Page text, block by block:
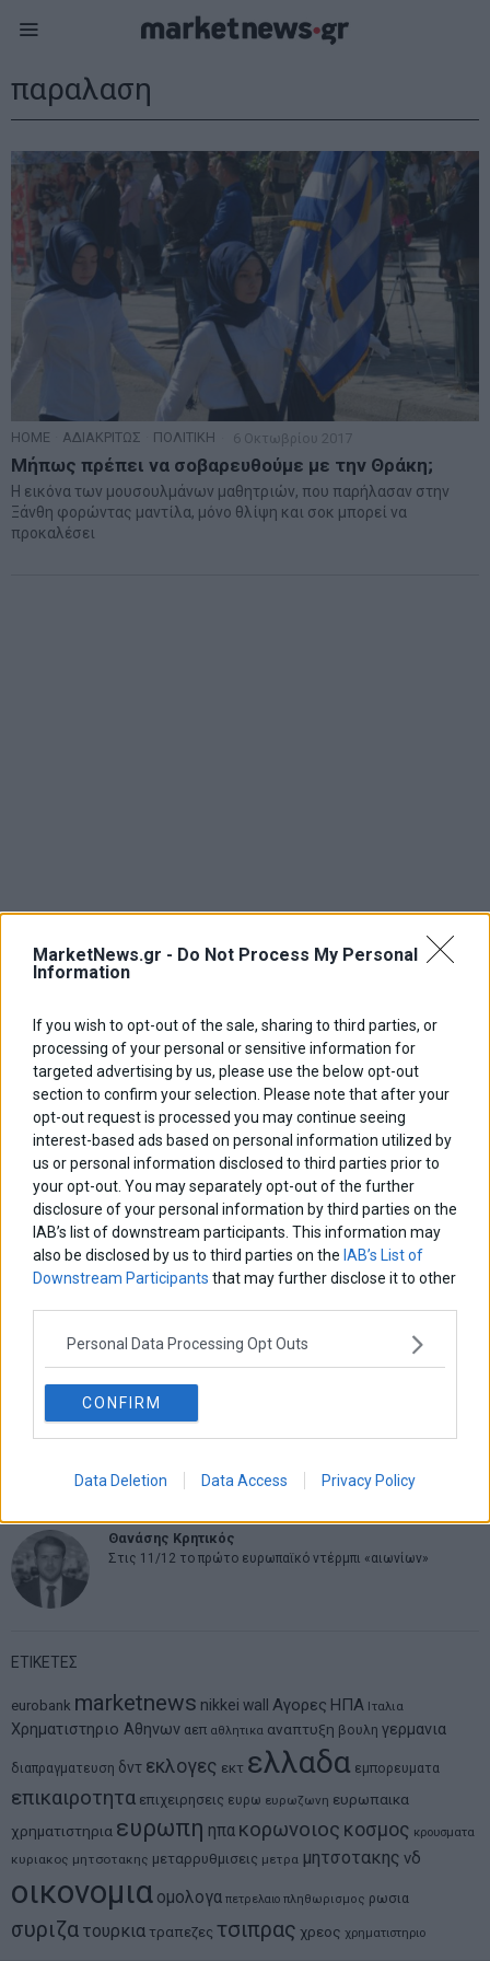
MarketNews.gr - Do Not Process My Personal
Information
If you wish to opt-out of the sale, sharing to third parties, or
processing of your personal or sensitive information for
targeted advertising by us, please use the below opt-out
section to confirm your selection. Please note that after your
opt-out request is processed you may continue seeing
interest-based ads based on personal information utilized by
us or personal information disclosed to third parties prior to
your opt-out. You may separately opt-out of the further
disclosure of your personal information by third parties on the
IAB’s list of downstream participants. This information may
also be disclosed by us to third parties on the IAB’s List of
Downstream Participants that may further disclose it to other
Personal Data Processing Opt Outs
CONFIRM
Data Deletion Data Access Privacy Policy
παραλαση
HOME ΑΔΙΑΚΡΙΤΩΣ ΠΟΛΙΤΙΚΗ 6 Οκτωβρίου 2017
Μήπως πρέπει να σοβαρευθούμε με την Θράκη;
Η εικόνα των μουσουλμάνων μαθητριών, που παρήλασαν στην
Ξάνθη φορώντας μαντίλα, μόνο θλίψη και σοκ μπορεί να
προκαλέσει
Ελευθερία Κούρταλη
Οι «τιμωροί» των ομολόγων επέστρεψαν
Εύη Φραγκάκη
Η αληθινή παιδεία ξεκινά από την ψυχή…
Σταματίνα Σταματάκου
Η βία κατά των ζώων δεν αντέχει βολικές ερμηνείες
Δημήτρης Καμπουράκης
Από την αποθέωση στην καταγγελία: Η Ελλάδα πάντα
ψάχνει τον επόμενο Μεσσία
Νικόλαος Φουρτζής
μοντέλο επιχειρηματικότητας
Θανάσης Κρητικός
Στις 11/12 το πρώτο ευρωπαϊκό ντέρμπι «αιωνίων»
ΕΤΙΚΕΤΕΣ
eurobank marketnews nikkei wall Αγορες ΗΠΑ Ιταλια
Χρηματιστηριο Αθηνων αεπ αθλητικα αναπτυξη βουλη γερμανια
διαπραγματευση δντ εκλογες εκτ ελλαδα εμπορευματα
επικαιροτητα επιχειρησεις ευρω ευρωζωνη ευρωπαικα
χρηματιστηρια ευρωπη ηπα κορωνοιος κοσμος κρουσματα
κυριακος μητσοτακης μεταρρυθμισεις μετρα μητσοτακης νδ
οικονομια ομολογα πετρελαιο πληθωρισμος ρωσια
συριζα τουρκια τραπεζες τσιπρας χρεος χρηματιστηριο